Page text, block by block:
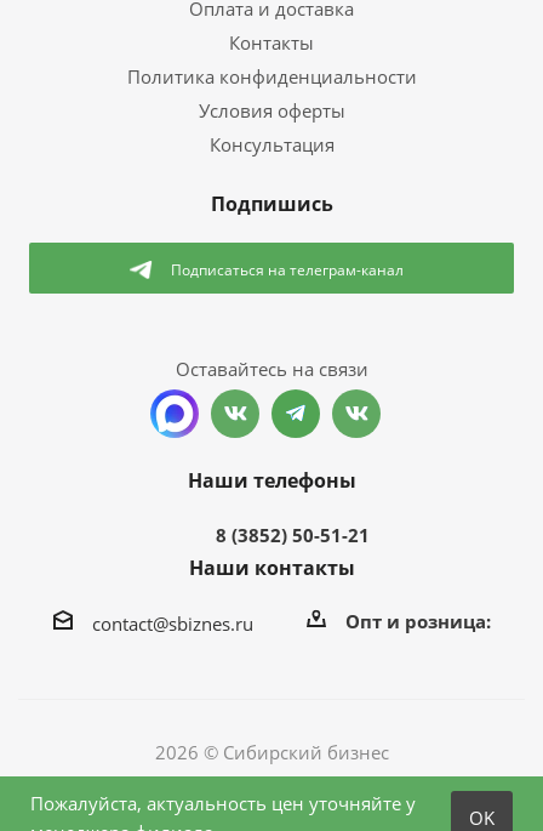
Оплата и доставка
Контакты
Политика конфиденциальности
Условия оферты
Консультация
Подпишись
Подписаться на телеграм-канал
Оставайтесь на связи
Наши телефоны
8 (3852) 50-51-21
Наши контакты
contact@sbiznes.ru Опт и розница:
2026 © Сибирский бизнес
Пожалуйста, актуальность цен уточняйте у
OK